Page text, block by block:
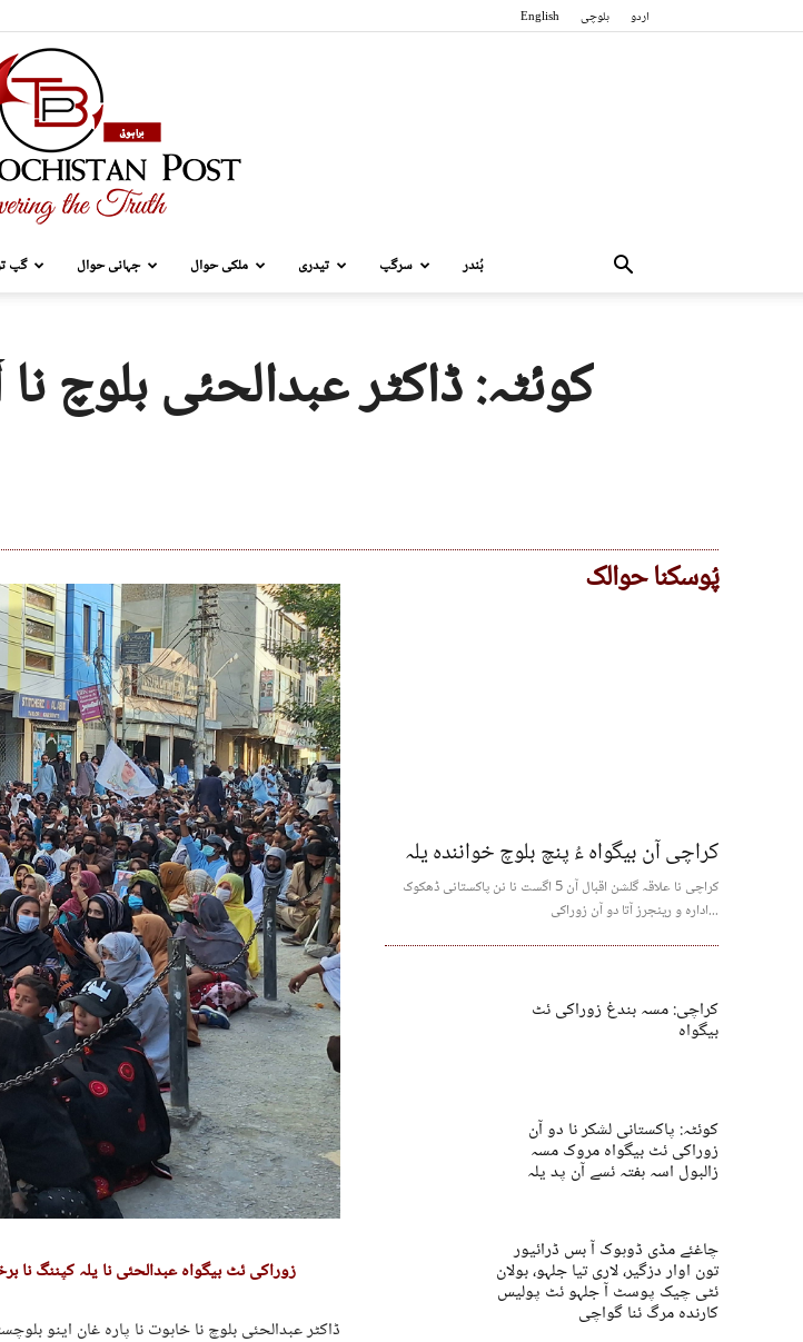
English بلوچی اردو
بُندر سرگپ تیدری ملکی حوال جہانی حوال گپ
کوئٹہ: ڈاکٹر عبدالحئی بلوچ
زوراکی ئٹ بیگواہ عبدالحئی نا یلہ کپننگ نا
ڈاکٹر عبدالحئی بلوچ نا خاہوت نا پارہ غان اینو
پُوسکنا حوالک
کراچی آن بیگواہ ءُ پنچ بلوچ خوانندہ یلہ
کراچی نا علاقہ گلشن اقبال آن 5 اگست نا نن پاکستانی ڈھکوک
ادارہ و رینجرز آتا دو آن زوراکی...
کراچی: مسہ بندغ زوراکی ئٹ
بیگواہ
کوئٹہ: پاکستانی لشکر نا دو آن
زوراکی ئٹ بیگواہ مروک مسہ
زالبول اسہ ہفتہ ئسے آن پد یلہ
چاغئے مڈی ڈوہوک آ بس ڈرائیور
تون اوار دزگیر، لاری تیا جلہو، بولان
ئٹی چیک پوسٹ آ جلہو ئٹ پولیس
کارندہ مرگ ئنا گواچی